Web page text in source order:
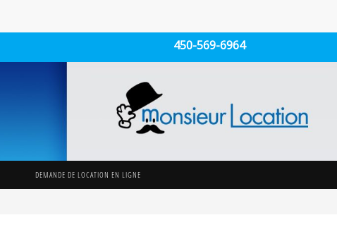
450-569-6964
DEMANDE DE LOCATION EN LIGNE